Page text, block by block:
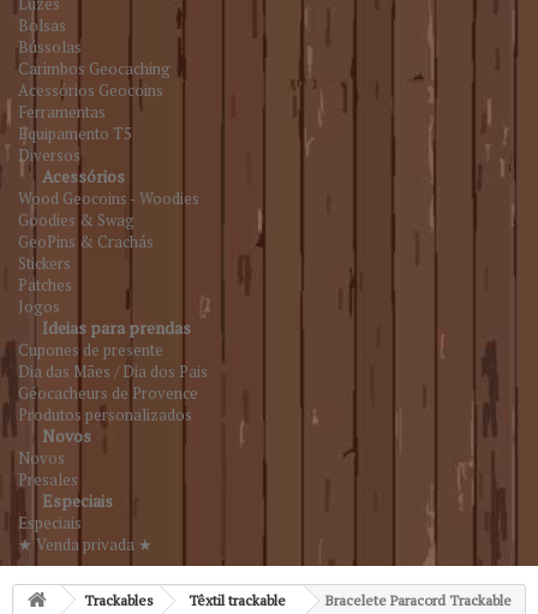
Bolsas
Bússolas
Carimbos Geocaching
Acessórios Geocoins
Ferramentas
Equipamento T5
Diversos
Acessórios
Wood Geocoins - Woodies
Goodies & Swag
GeoPins & Crachás
Stickers
Patches
Jogos
Ideias para prendas
Cupones de presente
Dia das Mães / Dia dos Pais
Géocacheurs de Provence
Produtos personalizados
Novos
Novos
Presales
Especiais
Especiais
★ Venda privada ★
Trackables Têxtil trackable
Bracelete Paracord Trackable